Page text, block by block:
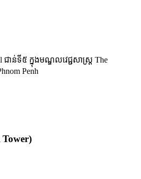
ជាន់ទី៥ ក្នុងមណ្ឌលវេជ្ជសាស្ត្រ The
Penh